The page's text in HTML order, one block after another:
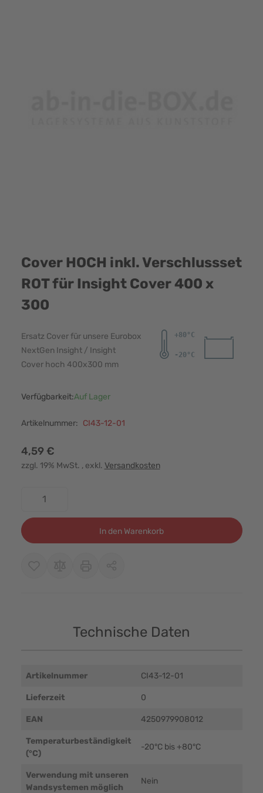
Cover HOCH inkl. Verschlussset
ROT für Insight Cover 400 x
300
Ersatz Cover für unsere Eurobox
NextGen Insight / Insight
Cover hoch 400x300 mm
Verfügbarkeit:Auf Lager
Artikelnummer: CI43-12-01
4,59 €
zzgl. 19% MwSt. , exkl. Versandkosten
In den Warenkorb
Technische Daten
Artikelnummer CI43-12-01
Lieferzeit 0
EAN 4250979908012
Temperaturbeständigkeit
(°C)
-20°C bis +80°C
Verwendung mit unseren
Wandsystemen möglich
Nein